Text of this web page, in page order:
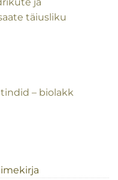
täiusliku
tindid – biolakk